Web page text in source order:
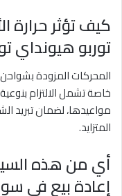
كيف تؤثر حرارة
توربو هيونداي
المحركات المزودة بشواحن
خاصة تشمل الالتزام
مواعيدها، لضمان تبريد
المتزايد.
أي من هذه
إعادة بيع في